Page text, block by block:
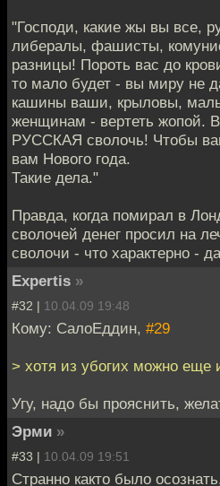
"Господи, какие жы вы все,
либералы, фашисты,
разницы! Пороть вас до
то мало будет - вы миру
кашины ваши, крыловы,
женщинам - вертеть жопой.
РУССКАЯ сволочь! Чтобы
вам Нового года.
Такие дела."
Правда, когда помирал в
сволочей денег просил на
сволочи - что характерно -
Expertis »
#32 | 10.04.09 19:48
Кому: СалоЕддин, #29
> хотя из убогих можно еще
Угу, надо бы прояснить,
Эрми »
#33 | 10.04.09 19:51
Странно както было